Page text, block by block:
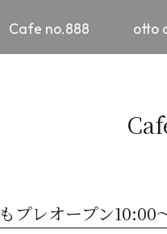
Cafe no.888 otto
プレオープン